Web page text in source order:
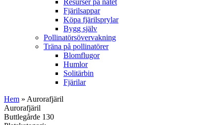
Fjärilsappar
Köpa fjärilsprylar
Bygg själv
Pollinatörsövervakning
Träna på pollinatörer
Blomflugor
Humlor
Solitärbin
Fjärilar
Hem » Aurorafjäril
Aurorafjäril
Buttlegårde 130